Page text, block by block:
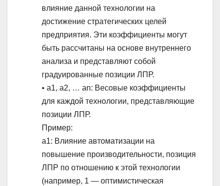
влияние данной технологии на
достижение стратегических целей
предприятия. Эти коэффициенты могут
быть рассчитаны на основе внутреннего
анализа и представляют собой
градуированные позиции ЛПР.
• a1, a2, … an: Весовые коэффициенты
для каждой технологии, представляющие
позиции ЛПР.
Пример:
a1: Влияние автоматизации на
повышение производительности, позиция
ЛПР по отношению к этой технологии
(например, 1 — оптимистическая